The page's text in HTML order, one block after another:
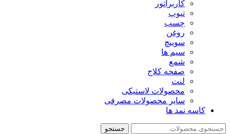
کاربراتور
تیوپ
چسب
روغن
سوییچ
سیم ها
شمع
صفحه کلاج
لنت
محصولات لاستیکی
سایر محصولات مصرفی
کاسه نمد ها
جستجو